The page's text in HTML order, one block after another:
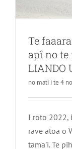
Te
apî no te
LIANDO
no mati i te 4
I roto 2022,
rave atoa o
tama'i. Te
E ere
te